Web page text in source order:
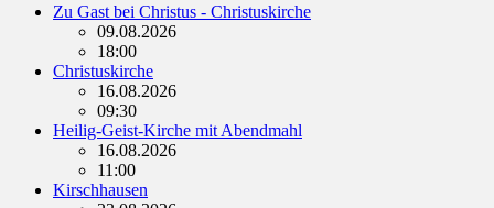
Zu Gast bei Christus - Christuskirche
09.08.2026
18:00
Christuskirche
16.08.2026
09:30
Heilig-Geist-Kirche mit Abendmahl
16.08.2026
11:00
Kirschhausen